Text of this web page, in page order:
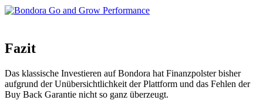
Fazit
Das klassische Investieren auf Bondora hat Finanzpolster bisher
aufgrund der Unübersichtlichkeit der Plattform und das Fehlen der
Buy Back Garantie nicht so ganz überzeugt.